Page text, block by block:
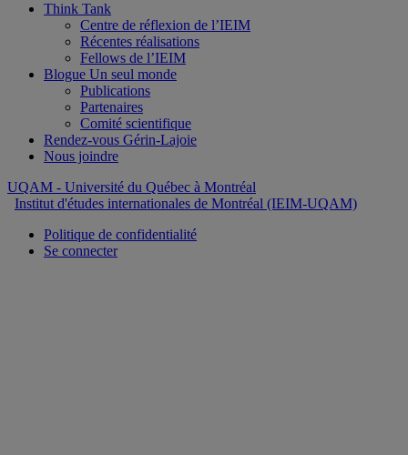
Think Tank
Centre de réflexion de l’IEIM
Récentes réalisations
Fellows de l’IEIM
Blogue Un seul monde
Publications
Partenaires
Comité scientifique
Rendez-vous Gérin-Lajoie
Nous joindre
UQAM - Université du Québec à Montréal
Institut d'études internationales de Montréal (IEIM-UQAM)
Politique de confidentialité
Se connecter